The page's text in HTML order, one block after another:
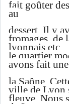
fait goûter
au
dessert. Il y
fromages, de
lyonnais etc…
le quartier
avons fait
la Saône.
ville de Lyon
fleuve. Nous